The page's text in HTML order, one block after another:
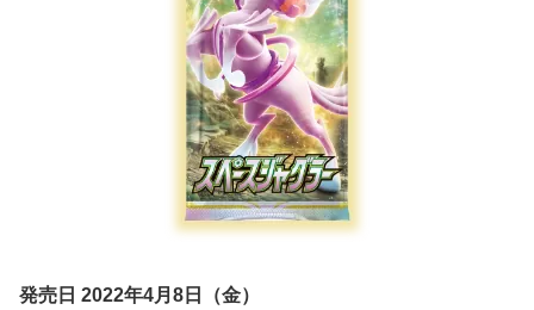
発売日 2022年4月8日（金）